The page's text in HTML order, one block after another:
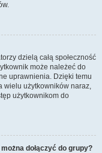
dzielą całą społeczność
może należeć do
uprawnienia. Dzięki temu
wielu użytkowników naraz,
użytkownikom do
dołączyć do grupy?